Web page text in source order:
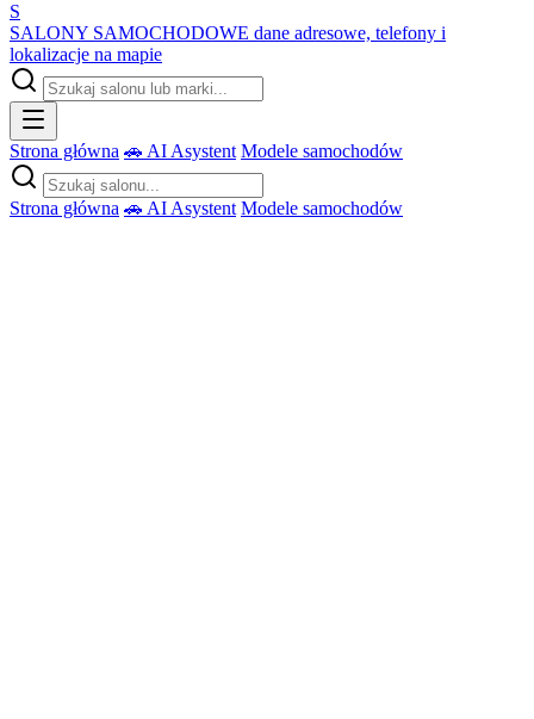
S
SALONY SAMOCHODOWE dane adresowe, telefony i
lokalizacje na mapie
Strona główna 🚗 AI Asystent Modele samochodów
Strona główna 🚗 AI Asystent Modele samochodów